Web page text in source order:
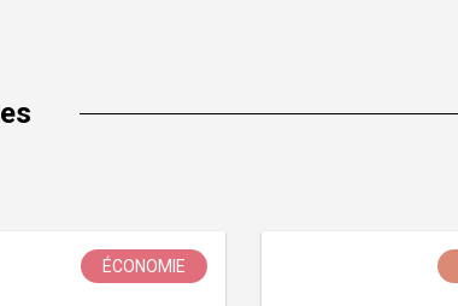
ÉCONOMIE